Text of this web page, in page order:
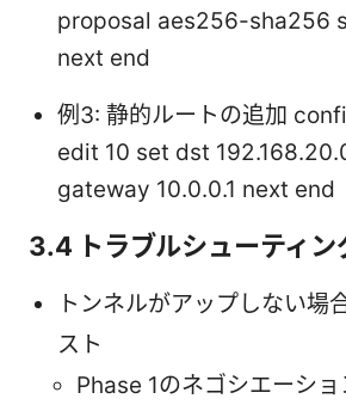
proposal aes256-sha256
next end
例3: 静的ルートの追加
edit 10 set dst
gateway 10.0.0.1 next end
3.4 トラブルシューティン
トンネルがアップしない場
スト
Phase 1のネゴシエーシ